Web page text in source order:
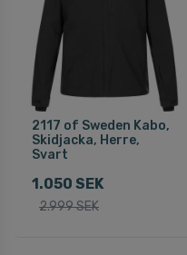
2117 of Sweden Kabo,
Skidjacka, Herre,
Svart
1.050 SEK
2.999 SEK